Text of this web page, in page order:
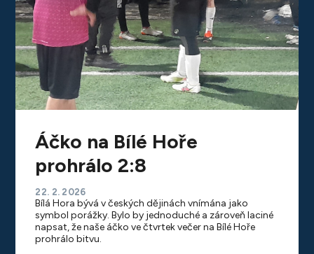
Áčko na Bílé Hoře
prohrálo 2:8
22. 2. 2026
Bílá Hora bývá v českých dějinách vnímána jako
symbol porážky. Bylo by jednoduché a zároveň laciné
napsat, že naše áčko ve čtvrtek večer na Bílé Hoře
prohrálo bitvu.